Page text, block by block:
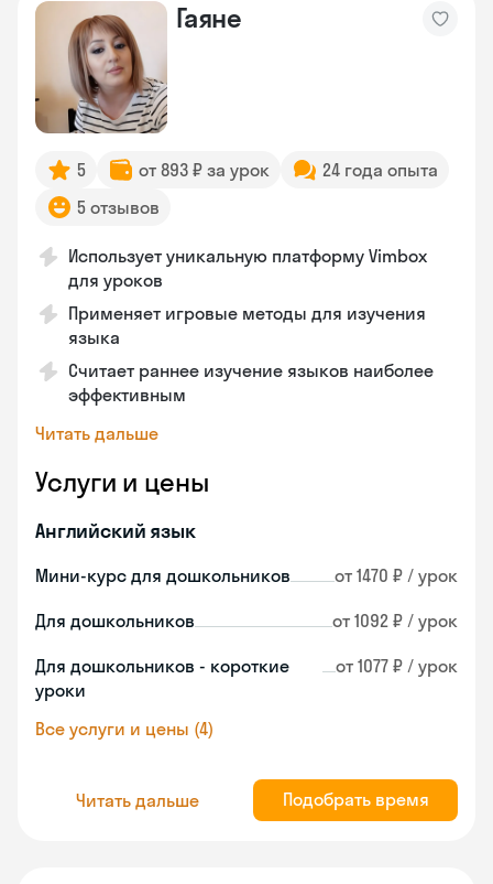
Гаяне
5 от 893 ₽ за урок
24 года опыта
5 отзывов
Использует уникальную платформу Vimbox
для уроков
Применяет игровые методы для изучения
языка
Считает раннее изучение языков наиболее
эффективным
Читать дальше
Услуги и цены
Английский язык
Мини-курс для дошкольников от 1470 ₽ / урок
Для дошкольников от 1092 ₽ / урок
Для дошкольников - короткие
уроки
от 1077 ₽ / урок
Все услуги и цены (4)
Читать дальше Подобрать время